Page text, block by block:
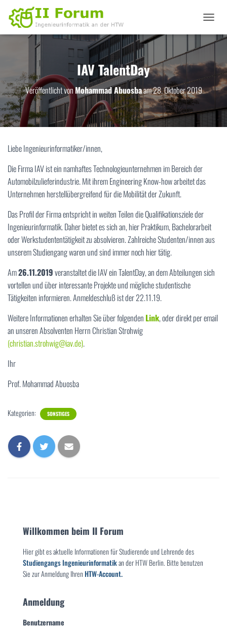
A
V
G
I
N
U
IAV TalentDay
Veröffentlicht vonMohammad Abuosbaam28. Oktober 2019
Liebe Ingenieurinformatiker/innen,
Die Firma IAV ist ein namhaftes Technologieunternehmen im Bereich der
Automobilzulieferindustrie. Mit ihrem Engineering Know-how arbeitet das
Unternehmen herstellübergreifend für die Mobilität der Zukunft.
Das Profil der Firma entspricht in weiten Teilen die Qualifikationsziele der
Ingenieurinformatik. Daher bietet es sich an, hier Praktikum, Bachelorarbeit
oder Werkstudententätigkeit zu absolvieren. Zahlreiche Studenten/innen aus
unserem Studiengang waren und sind immer noch hier tätig.
Am26.11.2019veranstaltet die IAV ein TalentDay, an dem Abteilungen sich
vortellen und über interessante Projekte und mögliche studentische
Tätigkeiten informieren. Anmeldeschluß ist der 22.11.19.
Weitere Informationen erhalten Sie über folgenden Link, oder direkt per email
an unseren Absolventen Herrn Christian Strohwig
(christian.strohwig@iav.de).
Ihr
Prof. Mohammad Abuosba
Kategorien: SONSTIGES
Willkommen beim II Forum
Hier gibt es aktuelle Informationen für Studierende und Lehrende des
Studiengangs Ingenieurinformatikan der HTW Berlin. Bitte benutzen
Sie zur Anmeldung IhrenHTW-Account.
Anmeldung
Benutzername